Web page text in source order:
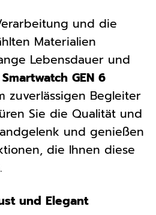
und die
Materialien
Lebensdauer und
GEN 6
zuverlässigen Begleiter
Sie die Qualität und
und genießen
die Ihnen diese
und Elegant